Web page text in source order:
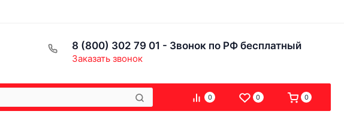
8 (800) 302 79 01 - Звонок по РФ бесплатный
Заказать звонок
0 0 0